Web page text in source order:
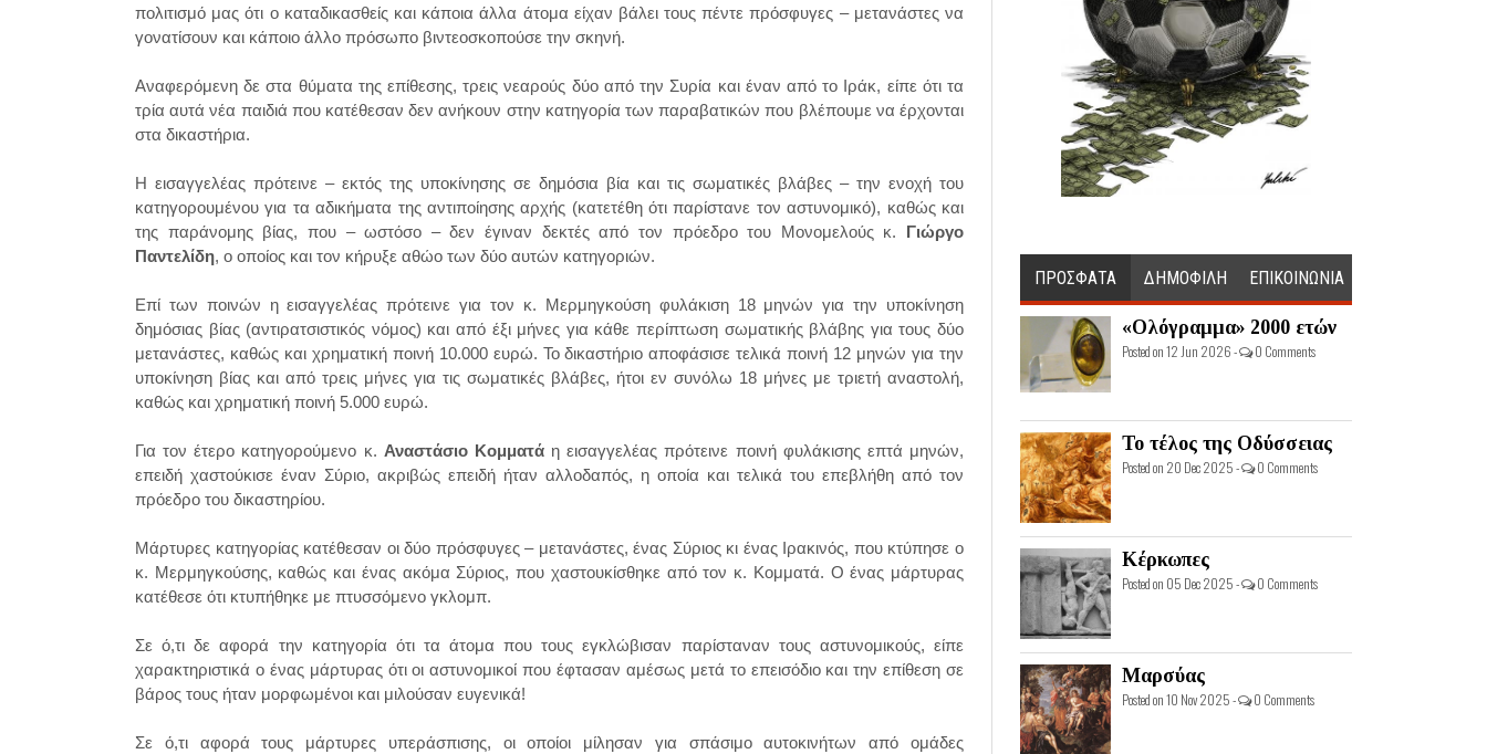
πολιτισμό μας ότι ο καταδικασθείς και κάποια άλλα άτομα είχαν βάλει τους πέντε πρόσφυγες – μετανάστες να
γονατίσουν και κάποιο άλλο πρόσωπο βιντεοσκοπούσε την σκηνή.
Αναφερόμενη δε στα θύματα της επίθεσης, τρεις νεαρούς δύο από την Συρία και έναν από το Ιράκ, είπε ότι τα
τρία αυτά νέα παιδιά που κατέθεσαν δεν ανήκουν στην κατηγορία των παραβατικών που βλέπουμε να έρχονται
στα δικαστήρια.
Η εισαγγελέας πρότεινε – εκτός της υποκίνησης σε δημόσια βία και τις σωματικές βλάβες – την ενοχή του
κατηγορουμένου για τα αδικήματα της αντιποίησης αρχής (κατετέθη ότι παρίστανε τον αστυνομικό), καθώς και
της παράνομης βίας, που – ωστόσο – δεν έγιναν δεκτές από τον πρόεδρο του Μονομελούς κ. Γιώργο
Παντελίδη, ο οποίος και τον κήρυξε αθώο των δύο αυτών κατηγοριών.
Επί των ποινών η εισαγγελέας πρότεινε για τον κ. Μερμηγκούση φυλάκιση 18 μηνών για την υποκίνηση
δημόσιας βίας (αντιρατσιστικός νόμος) και από έξι μήνες για κάθε περίπτωση σωματικής βλάβης για τους δύο
μετανάστες, καθώς και χρηματική ποινή 10.000 ευρώ. Το δικαστήριο αποφάσισε τελικά ποινή 12 μηνών για την
υποκίνηση βίας και από τρεις μήνες για τις σωματικές βλάβες, ήτοι εν συνόλω 18 μήνες με τριετή αναστολή,
καθώς και χρηματική ποινή 5.000 ευρώ.
Για τον έτερο κατηγορούμενο κ. Αναστάσιο Κομματάη εισαγγελέας πρότεινε ποινή φυλάκισης επτά μηνών,
επειδή χαστούκισε έναν Σύριο, ακριβώς επειδή ήταν αλλοδαπός, η οποία και τελικά του επεβλήθη από τον
πρόεδρο του δικαστηρίου.
Μάρτυρες κατηγορίας κατέθεσαν οι δύο πρόσφυγες – μετανάστες, ένας Σύριος κι ένας Ιρακινός, που κτύπησε ο
κ. Μερμηγκούσης, καθώς και ένας ακόμα Σύριος, που χαστουκίσθηκε από τον κ. Κομματά. Ο ένας μάρτυρας
κατέθεσε ότι κτυπήθηκε με πτυσσόμενο γκλομπ.
Σε ό,τι δε αφορά την κατηγορία ότι τα άτομα που τους εγκλώβισαν παρίσταναν τους αστυνομικούς, είπε
χαρακτηριστικά ο ένας μάρτυρας ότι οι αστυνομικοί που έφτασαν αμέσως μετά το επεισόδιο και την επίθεση σε
βάρος τους ήταν μορφωμένοι και μιλούσαν ευγενικά!
Σε ό,τι αφορά τους μάρτυρες υπεράσπισης, οι οποίοι μίλησαν για σπάσιμο αυτοκινήτων από ομάδες
ΠΡΟΣΦΑΤΑ ΔΗΜΟΦΙΛΗ ΕΠΙΚΟΙΝΩΝΙΑ
«Ολόγραμμα» 2000 ετών
Posted on 12 Jun 2026 - 0 Comments
Το τέλος της Οδύσσειας
Posted on 20 Dec 2025 - 0 Comments
Κέρκωπες
Posted on 05 Dec 2025 - 0 Comments
Μαρσύας
Posted on 10 Nov 2025 - 0 Comments